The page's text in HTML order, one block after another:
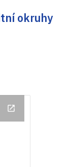
okruhy